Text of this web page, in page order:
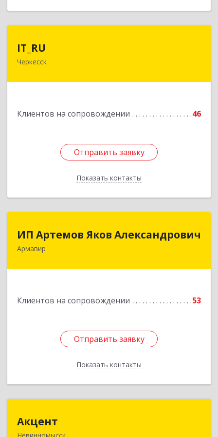
IT_RU
Черкесск
Клиентов на сопровождении 46
Отправить заявку
Показать контакты
Отправить заявку
Назад
ИП Артемов Яков Александрович
Армавир
Клиентов на сопровождении 53
Отправить заявку
Показать контакты
Отправить заявку
Назад
Акцент
Невинномысск